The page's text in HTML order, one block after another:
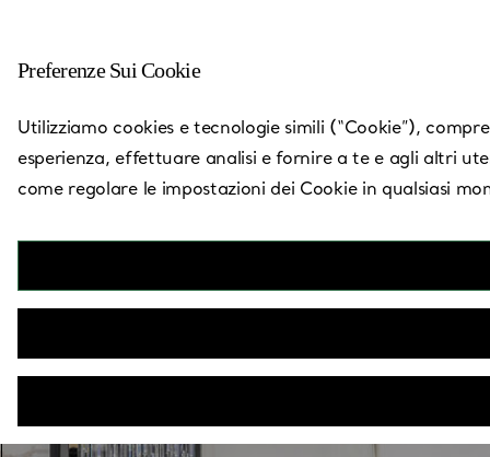
Torna a Trova un negozio
Preferenze Sui Cookie
Utilizziamo cookies e tecnologie simili (“Cookie”),
esperienza, effettuare analisi e fornire a te e agli altri
come regolare le impostazioni dei Cookie in qualsiasi